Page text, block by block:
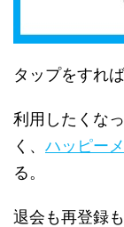
タップをすれ
利用したくな
く、 ハッピー
る。
退会も再登録